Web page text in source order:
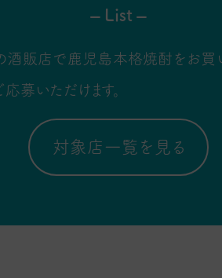
– List –
酒販店で鹿児島本格焼酎をお買
募いただけます。
対象店一覧を見る